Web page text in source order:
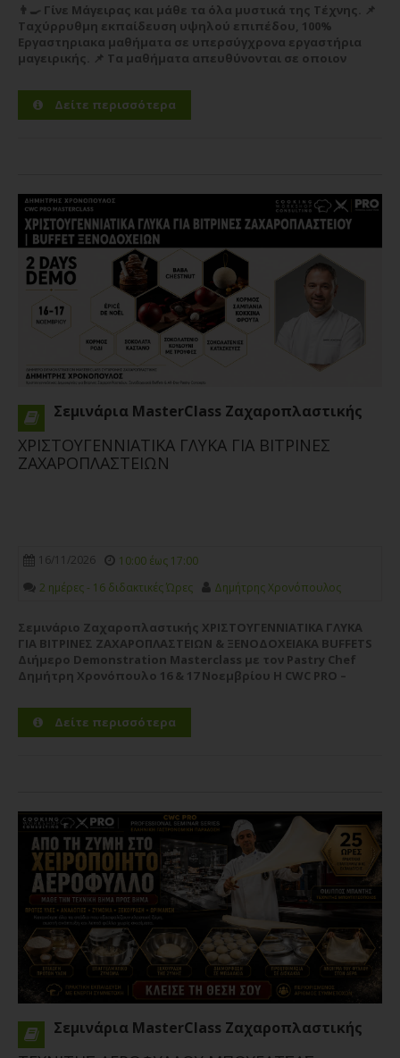
👨‍🍳 Γίνε Μάγειρας και μάθε τα όλα μυστικά της Τέχνης. 📌
Ταχύρρυθμη εκπαίδευση υψηλού επιπέδου, 100%
Εργαστηριακα μαθήματα σε υπερσύγχρονα εργαστήρια
μαγειρικής. 📌 Τα μαθήματα απευθύνονται σε οποιον
Μαγειρικής Τέχνης...Περισσότερα
Δείτε περισσότερα
Σεμινάρια MasterClass Ζαχαροπλαστικής
ΧΡΙΣΤΟΥΓΕΝΝΙΑΤΙΚΑ ΓΛΥΚΑ ΓΙΑ ΒΙΤΡΙΝΕΣ
ΖΑΧΑΡΟΠΛΑΣΤΕΙΩΝ
16/11/2026
10:00 έως 17:00
2 ημέρες - 16 διδακτικές Ώρες
Δημήτρης Χρονόπουλος
Σεμινάριο Ζαχαροπλαστικής ΧΡΙΣΤΟΥΓΕΝΝΙΑΤΙΚΑ ΓΛΥΚΑ
ΓΙΑ ΒΙΤΡΙΝΕΣ ΖΑΧΑΡΟΠΛΑΣΤΕΙΩΝ & ΞΕΝΟΔΟΧΕΙΑΚΑ BUFFETS
Διήμερο Demonstration Masterclass με τον Pastry Chef
Δημήτρη Χρονόπουλο 16 & 17 Νοεμβρίου Η CWC PRO –
Chef Δημήτρη Χρονόπουλο σε ένα υψηλού επιπέδου...
ΠερισσότεραΔείτε περισσότερα
Σεμινάρια MasterClass Ζαχαροπλαστικής